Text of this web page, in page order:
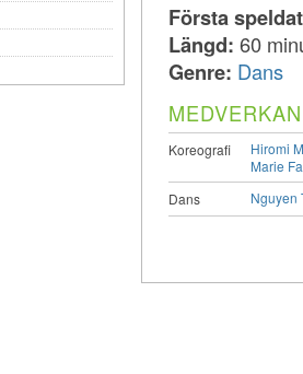
Första
Längd: 60
Genre: Dans
Koreografi
Hiromi
Marie
Dans
Nguyen